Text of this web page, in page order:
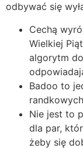
odbywać się
Cechą
Wielkiej
algorytm
Badoo to
Nie jest to
dla par,
żeby się